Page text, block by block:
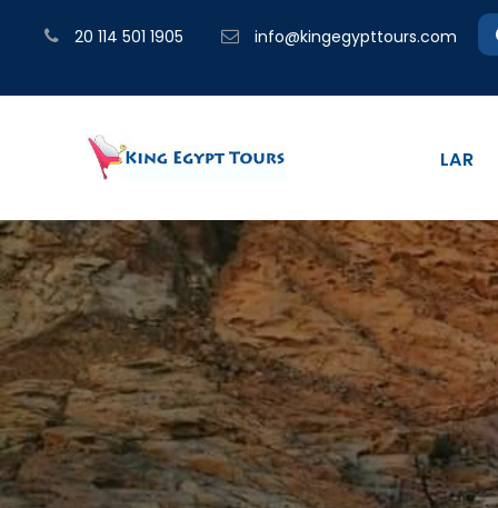
20 114 501 1905 info@kingegypttours.com
LAR